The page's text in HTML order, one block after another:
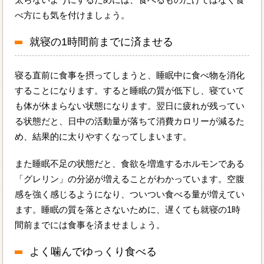
べ方にも気を付けましょう。
就寝の1時間前までに済ませる
寝る直前に食事を摂ってしまうと、睡眠中に食べ物を消化
することになります。すると睡眠の質が低下し、寝ていて
も体が休まらない状態になります。翌日に疲れが残ってい
る状態だと、日中の活動量が落ちて消費カロリーが減るた
め、結果的に太りやすくなってしまいます。
また睡眠不足の状態だと、食欲を増進するホルモンである
「グレリン」の分泌が増えることがわかっています。空腹
感を強く感じるようになり、ついつい食べる量が増えてい
ます。睡眠の質を落とさないために、遅くても就寝の1時
間前までには食事を済ませましょう。
よく噛んでゆっくり食べる